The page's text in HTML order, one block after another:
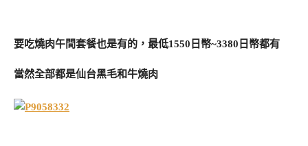
要吃燒肉午間套餐也是有的，最低1550日幣~3380日幣都有
當然全部都是仙台黑毛和牛燒肉